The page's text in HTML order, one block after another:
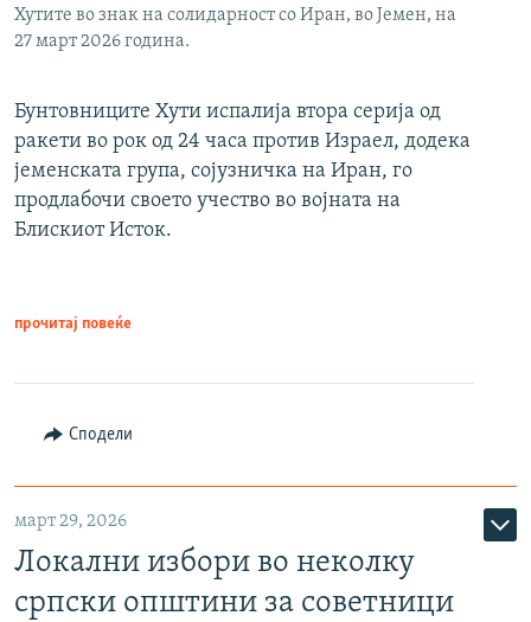
Хутите во знак на солидарност со Иран, во Јемен, на
27 март 2026 година.
Бунтовниците Хути испалија втора серија од
ракети во рок од 24 часа против Израел, додека
јеменската група, сојузничка на Иран, го
продлабочи своето учество во војната на
Блискиот Исток.
прочитај повеќе
Сподели
март 29, 2026
Локални избори во неколку
српски општини за советници